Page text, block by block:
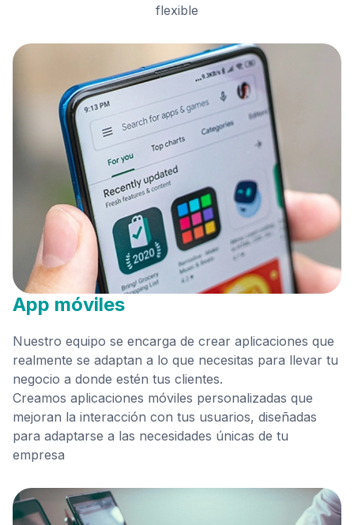
flexible
App móviles
Nuestro equipo se encarga de crear aplicaciones que
realmente se adaptan a lo que necesitas para llevar tu
negocio a donde estén tus clientes.
Creamos aplicaciones móviles personalizadas que
mejoran la interacción con tus usuarios, diseñadas
para adaptarse a las necesidades únicas de tu
empresa